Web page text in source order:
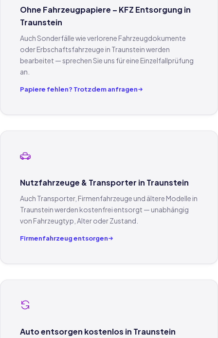
Ohne Fahrzeugpapiere – KFZ Entsorgung in
Traunstein
Auch Sonderfälle wie verlorene Fahrzeugdokumente
oder Erbschaftsfahrzeuge in Traunstein werden
bearbeitet — sprechen Sie uns für eine Einzelfallprüfung
an.
Papiere fehlen? Trotzdem anfragen
Nutzfahrzeuge & Transporter in Traunstein
Auch Transporter, Firmenfahrzeuge und ältere Modelle in
Traunstein werden kostenfrei entsorgt — unabhängig
von Fahrzeugtyp, Alter oder Zustand.
Firmenfahrzeug entsorgen
Auto entsorgen kostenlos in Traunstein